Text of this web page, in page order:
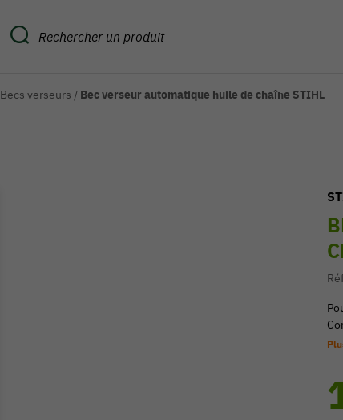
Becs verseurs / Bec verseur automatique huile de chaîne STIHL